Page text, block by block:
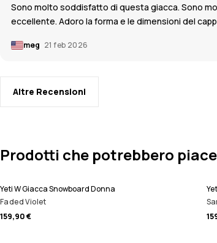
Sono molto soddisfatto di questa giacca. Sono
eccellente. Adoro la forma e le dimensioni del
meg 21 feb 2026
Altre Recensioni
Prodotti che potrebbero
Yeti W Giacca Snowboard Donna
Faded Violet
159,90 €